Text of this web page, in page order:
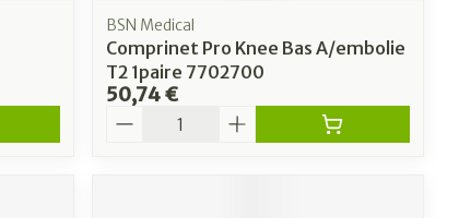
BSN Medical
Comprinet Pro Knee Bas A/embolie
T2 1paire 7702700
50,74 €
Quantité